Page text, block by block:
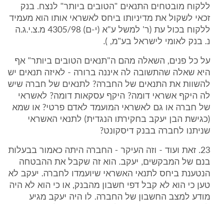
ללקוח מובטחים התנאים "הטובים ביותר" לנצח. בנק
זכאי לשקול את מדיניותו ביחס לאשראי אותו הוא מעמיד
ללקוח בכול עת (ר' למשל ע"א (י-ם) 4305/98 מ.צ.י.ג.ה
נ. בנק לאומי לישראל בע"מ, ).
על כל פנים, השאלה מהם ה"תנאים הטובים ביותר" אף
היא שאלה שהתשובה לה איננה ברורה - לאיזה תנאים יש
להשוות את התנאים של החברה? לתנאים של חברה שיש
לה היקף אשראי דומה? היקף עסקאות דומה? לאשראי
של חברה או גם לאשראי המועמד לאדם פרטי? או שמא
(כגישת הבן יעקב בחקירתו הנגדית) לתנאי האשראי
שניתנו לחברה בבנק דיסקונט?
23. זאת ועוד - וזה העיקר - החברה היתה כאמור בבעלות
בנם של המבקשים, יעקב. הוא זה שקבל את ההבטחה
הנטענת ביחס לתנאי האשראי שיועמדו לחברה. יעקב לא
טען כי הוא לא קבל דפי חשבון מהבנק, או כי הוא לא היה
מודע למצב החשבון של החברה. לו היה יעקב מגיע